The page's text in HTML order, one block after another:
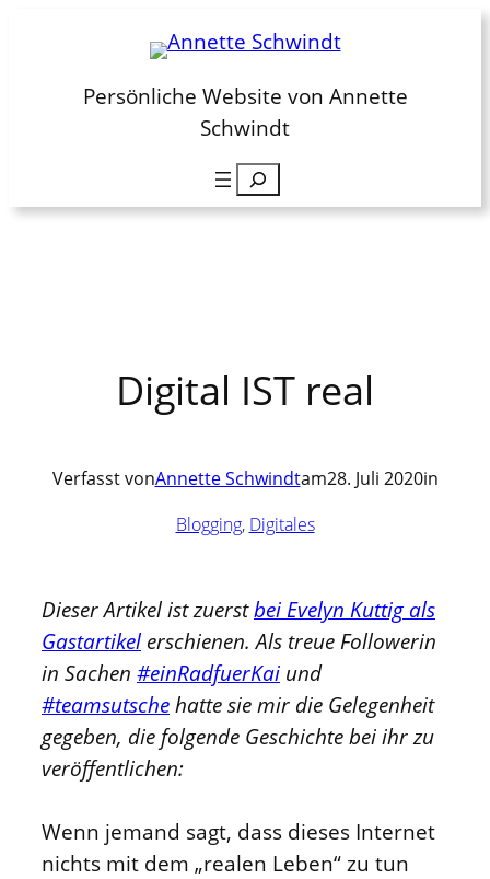
springenPersönliche Website von Annette
Schwindt
Suchen
Digital IST real
Verfasst vonAnnette Schwindtam28. Juli 2020in
Blogging, Digitales
Dieser Artikel ist zuerstbei Evelyn Kuttig als
Gastartikel erschienen. Als treue Followerin
in Sachen #einRadfuerKai und
#teamsutsche hatte sie mir die Gelegenheit
gegeben, die folgende Geschichte bei ihr zu
veröffentlichen:
Wenn jemand sagt, dass dieses Internet
nichts mit dem „realen Leben“ zu tun